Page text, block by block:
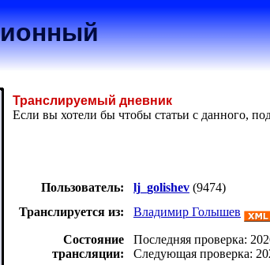
Транслируемый дневник
Если вы хотели бы чтобы статьи с данного,
Пользователь: lj_golishev (9474)
Транслируется из:
Владимир Голышев
Состояние
трансляции:
Последняя проверка:
Следующая проверка: